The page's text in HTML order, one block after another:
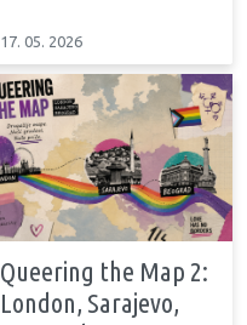
17. 05. 2026
Queering the Map 2:
London, Sarajevo,